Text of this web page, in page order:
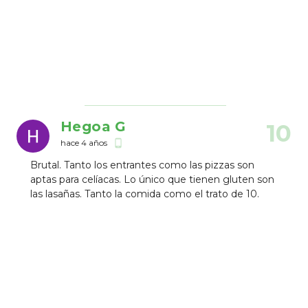
Hegoa G
hace 4 años phone_android 10
Brutal. Tanto los entrantes como las pizzas son
aptas para celíacas. Lo único que tienen gluten son
las lasañas. Tanto la comida como el trato de 10.